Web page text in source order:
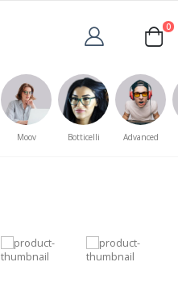
0
Moov Botticelli Advanced